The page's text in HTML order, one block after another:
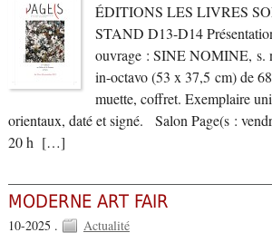
ÉDITIONS LES LIVRES
STAND D13-D14
ouvrage : SINE NOMINE, s.
in-octavo (53 x 37,5 cm) de
muette, coffret. Exemplaire
orientaux, daté et signé. Salon Page(s :
20 h […]
MODERNE ART FAIR
10-2025 . Actualité